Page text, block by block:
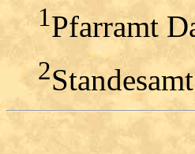
1Pfarramt
2